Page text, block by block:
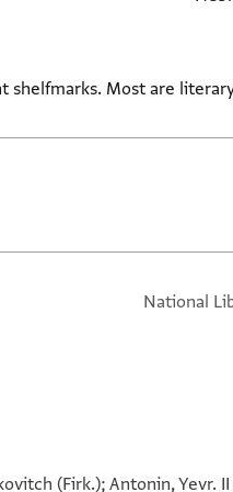
shelfmarks. Most are
National
(Firk.); Antonin, Yevr.